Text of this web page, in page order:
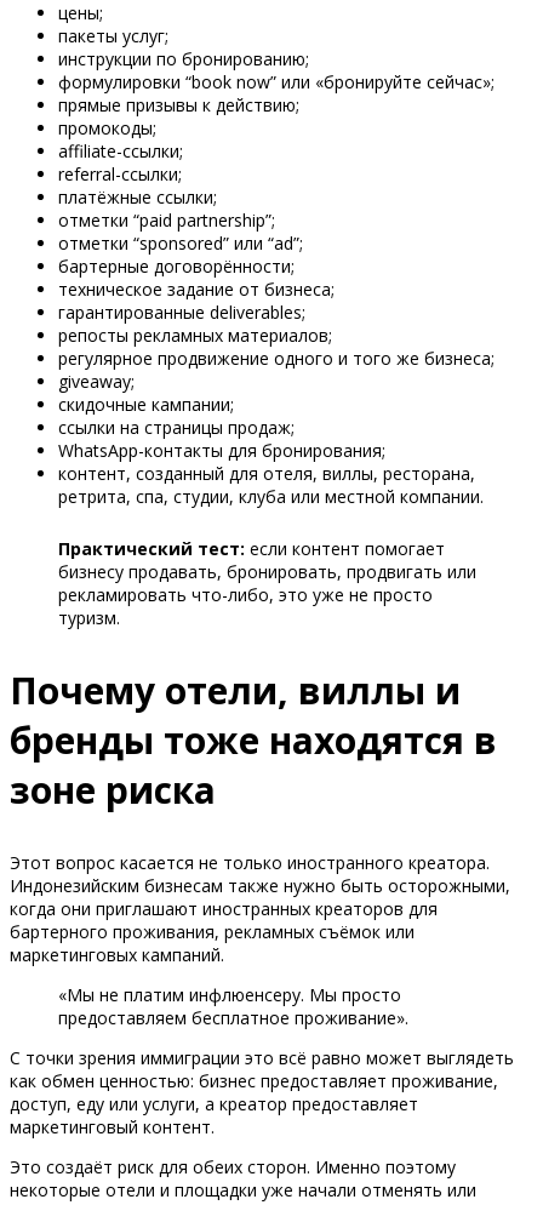
цены;
пакеты услуг;
инструкции по бронированию;
формулировки “book now” или «бронируйте сейчас»;
прямые призывы к действию;
промокоды;
affiliate-ссылки;
referral-ссылки;
платёжные ссылки;
отметки “paid partnership”;
отметки “sponsored” или “ad”;
бартерные договорённости;
техническое задание от бизнеса;
гарантированные deliverables;
репосты рекламных материалов;
регулярное продвижение одного и того же бизнеса;
giveaway;
скидочные кампании;
ссылки на страницы продаж;
WhatsApp-контакты для бронирования;
контент, созданный для отеля, виллы, ресторана,
ретрита, спа, студии, клуба или местной компании.
Практический тест: если контент помогает
бизнесу продавать, бронировать, продвигать или
рекламировать что-либо, это уже не просто
туризм.
Почему отели, виллы и
бренды тоже находятся в
зоне риска
Этот вопрос касается не только иностранного креатора.
Индонезийским бизнесам также нужно быть осторожными,
когда они приглашают иностранных креаторов для
бартерного проживания, рекламных съёмок или
маркетинговых кампаний.
«Мы не платим инфлюенсеру. Мы просто
предоставляем бесплатное проживание».
С точки зрения иммиграции это всё равно может выглядеть
как обмен ценностью: бизнес предоставляет проживание,
доступ, еду или услуги, а креатор предоставляет
маркетинговый контент.
Это создаёт риск для обеих сторон. Именно поэтому
некоторые отели и площадки уже начали отменять или